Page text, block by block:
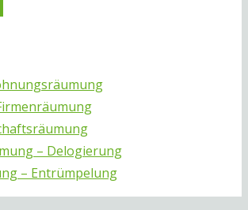
– Delogierung
– Entrümpelung